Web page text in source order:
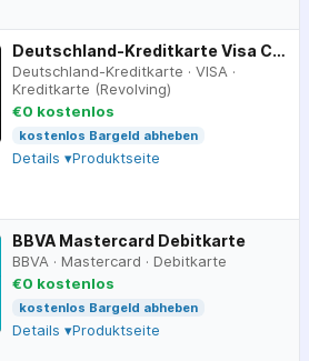
Deutschland-Kreditkarte Visa Classic
Deutschland-Kreditkarte · VISA ·
Kreditkarte (Revolving)
€0 kostenlos
kostenlos Bargeld abheben
Details ▾Produktseite
BBVA Mastercard Debitkarte
BBVA · Mastercard · Debitkarte
€0 kostenlos
kostenlos Bargeld abheben
Details ▾Produktseite